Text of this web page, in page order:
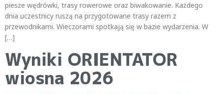
piesze wędrówki, trasy rowerowe oraz biwakowanie. Każdego
dnia uczestnicy ruszą na przygotowane trasy razem z
przewodnikami. Wieczorami spotkają się w bazie wydarzenia. W
[…]
Wyniki ORIENTATOR
wiosna 2026